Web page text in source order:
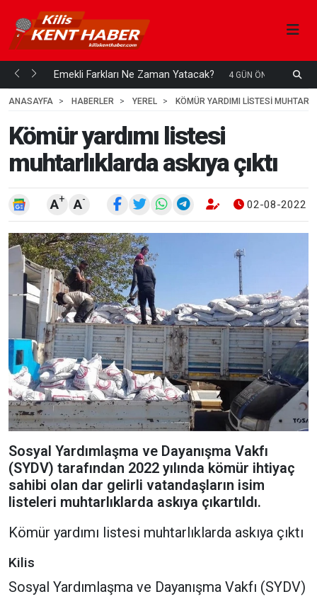
mi... Emekli Farkları Ne Zaman Yatacak? 4 GÜN ÖNCE
ANASAYFA
HABERLER YEREL KÖMÜR YARDIMI LISTESI
Kömür yardımı listesi
muhtarlıklarda askıya çıktı
A+ A- 02-08-2022
Sosyal Yardımlaşma ve Dayanışma Vakfı
(SYDV) tarafından 2022 yılında kömür ihtiyaç
sahibi olan dar gelirli vatandaşların isim
listeleri muhtarlıklarda askıya çıkartıldı.
Kömür yardımı listesi muhtarlıklarda askıya çıktı
Kilis
Sosyal Yardımlaşma ve Dayanışma Vakfı (SYDV)